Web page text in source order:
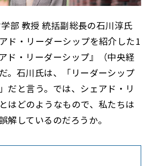
部 教授 統括副総長の石川淳氏
ド・リーダーシップを紹介した1
ド・リーダーシップ』（中央経
。石川氏は、「リーダーシップ
だと言う。では、シェアド・リ
はどのようなもので、私たちは
解しているのだろうか。